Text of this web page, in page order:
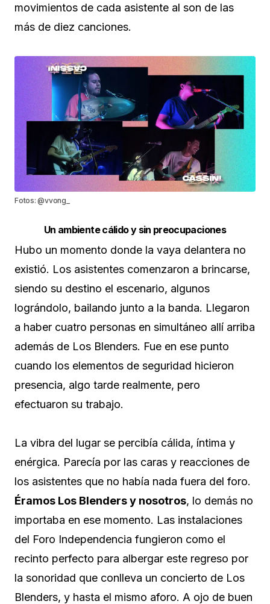
movimientos de cada asistente al son de las
más de diez canciones.
Fotos: @vvong_
Un ambiente cálido y sin preocupaciones
Hubo un momento donde la vaya delantera no
existió. Los asistentes comenzaron a brincarse,
siendo su destino el escenario, algunos
lográndolo, bailando junto a la banda. Llegaron
a haber cuatro personas en simultáneo allí arriba
además de Los Blenders. Fue en ese punto
cuando los elementos de seguridad hicieron
presencia, algo tarde realmente, pero
efectuaron su trabajo.
La vibra del lugar se percibía cálida, íntima y
enérgica. Parecía por las caras y reacciones de
los asistentes que no había nada fuera del foro.
Éramos Los Blenders y nosotros, lo demás no
importaba en ese momento. Las instalaciones
del Foro Independencia fungieron como el
recinto perfecto para albergar este regreso por
la sonoridad que conlleva un concierto de Los
Blenders, y hasta el mismo aforo. A ojo de buen